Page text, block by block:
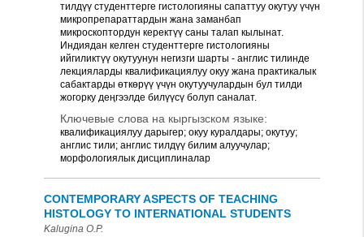
тилдүү студенттерге гистологияны сапаттуу окутуу үчүн
микропрепараттардын жана заманбап
микроскоптордун керектүү саны талап кылынат.
Индиядан келген студенттерге гистологияны
ийгиликтүү окутуунун негизги шарты - англис тилинде
лекцияларды квалификациялуу окуу жана практикалык
сабактарды өткөрүү үчүн окутуучулардын бул тилди
жогорку деңгээлде билүүсү болуп саналат.
Ключевые слова на кыргызском языке:
квалификациялуу дарыгер; окуу куралдары; окутуу;
англис тили; англис тилдүү билим алуучулар;
морфологиялык дисциплиналар
CONTEMPORARY ASPECTS OF TEACHING
HISTOLOGY TO INTERNATIONAL STUDENTS
Kalugina O.P.